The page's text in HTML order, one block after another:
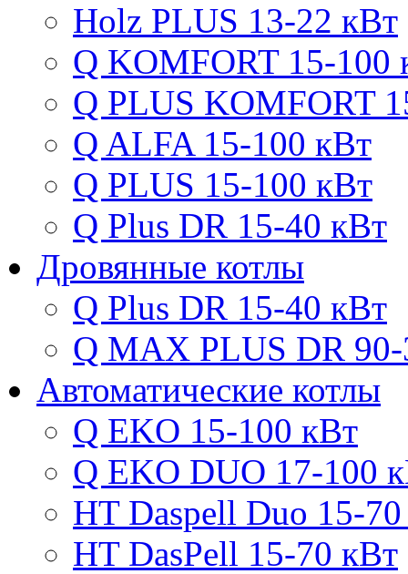
Holz PLUS 13-22 кВт
Q KOMFORT 15-100
Q PLUS KOMFORT
Q ALFA 15-100 кВт
Q PLUS 15-100 кВт
Q Plus DR 15-40 кВт
Дровянные котлы
Q Plus DR 15-40 кВт
Q MAX PLUS DR
Автоматические котлы
Q EKO 15-100 кВт
Q EKO DUO 17-100
HT Daspell Duo 15-
HT DasPell 15-70 кВт